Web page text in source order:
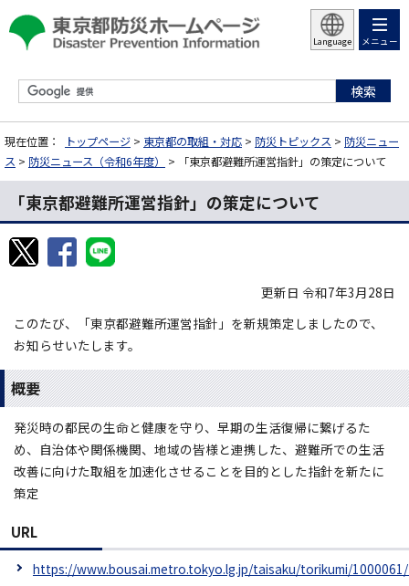
Language メニュー
現在位置： トップページ > 東京都の取組・対応 > 防災トピックス > 防災ニュー
ス > 防災ニュース（令和6年度） > 「東京都避難所運営指針」の策定について
「東京都避難所運営指針」の策定について
更新日 令和7年3月28日
このたび、「東京都避難所運営指針」を新規策定しましたので、
お知らせいたします。
概要
発災時の都民の生命と健康を守り、早期の生活復帰に繋げるた
め、自治体や関係機関、地域の皆様と連携した、避難所での生活
改善に向けた取組を加速化させることを目的とした指針を新たに
策定
URL
https://www.bousai.metro.tokyo.lg.jp/taisaku/torikumi/